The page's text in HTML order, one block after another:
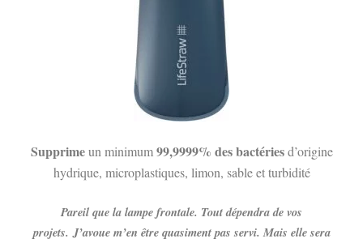
Supprimeun minimum99,9999% des bactériesd’origine
hydrique, microplastiques, limon, sable et turbidité
Pareil que la lampe frontale. Tout dépendra de vos
projets. J’avoue m’en être quasiment pas servi. Mais elle sera